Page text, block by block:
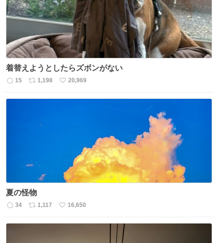
着替えようとしたらズボンがない
返
15
リ
1,198
い
20,969
夏の怪物
返
34
リ
1,117
い
16,650